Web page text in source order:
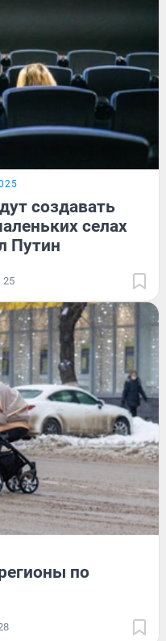
создавать
селах
Путин
25
по